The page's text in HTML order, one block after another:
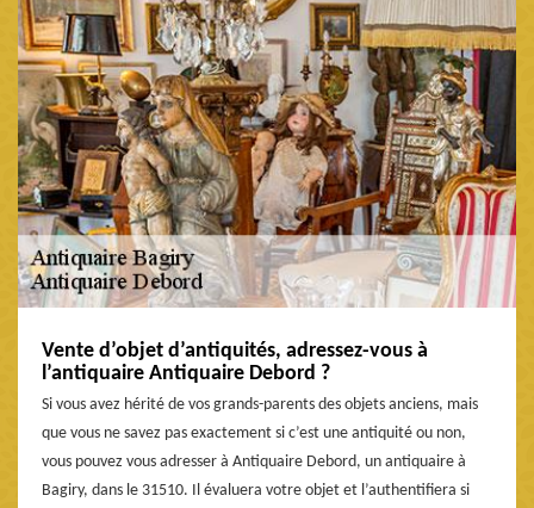
Vente d’objet d’antiquités, adressez-vous à
l’antiquaire Antiquaire Debord ?
Si vous avez hérité de vos grands-parents des objets anciens, mais
que vous ne savez pas exactement si c’est une antiquité ou non,
vous pouvez vous adresser à Antiquaire Debord, un antiquaire à
Bagiry, dans le 31510. Il évaluera votre objet et l’authentifiera si